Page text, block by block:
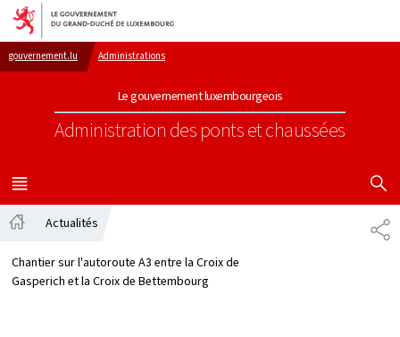
Aller au menu principal
Aller au contenu
gouvernement.lu Administrations
Le gouvernement luxembourgeois
Administration des ponts et chaussées
MENU
PRINCIPAL
Actualités
Chantier sur l'autoroute A3 entre la Croix de
Gasperich et la Croix de Bettembourg